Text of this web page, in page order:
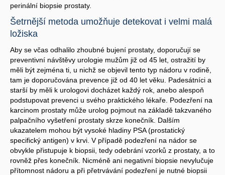
perinální biopsie prostaty.
Šetrnější metoda umožňuje detekovat i velmi malá
ložiska
Aby se včas odhalilo zhoubné bujení prostaty, doporučují se
preventivní návštěvy urologie mužům již od 45 let, ostražití by
měli být zejména ti, u nichž se objevil tento typ nádoru v rodině,
tam je doporučována prevence již od 40 let věku. Padesátníci a
starší by měli k urologovi docházet každý rok, anebo alespoň
podstupovat prevenci u svého praktického lékaře. Podezření na
karcinom prostaty může urolog pojmout na základě takzvaného
palpačního vyšetření prostaty skrze konečník. Dalším
ukazatelem mohou být vysoké hladiny PSA (prostatický
specifický antigen) v krvi. V případě podezření na nádor se
obvykle přistupuje k biopsii, tedy odebrání vzorků z prostaty, a to
rovněž přes konečník. Nicméně ani negativní biopsie nevylučuje
přítomnost nádoru a při přetrvávání podezření je nutné biopsii